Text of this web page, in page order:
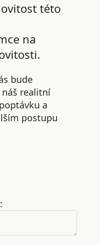
této
na
bude
realitní
a
postupu